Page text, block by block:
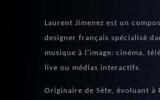
Laurent Jimenez est un
designer français spécialisé
musique à l'image: cinéma,
live ou médias interactifs.
Originaire de Sète, évoluant à